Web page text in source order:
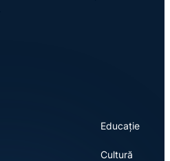
Educație
Cultură